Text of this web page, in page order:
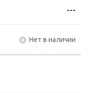
---
Нет в наличии